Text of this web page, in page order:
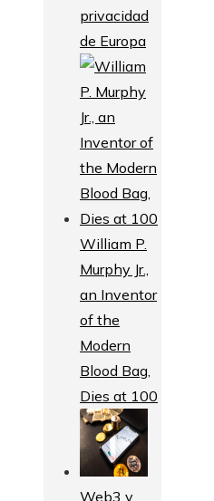
privacidad
de Europa
William P.
Murphy Jr.,
an Inventor
of the
Modern
Blood Bag,
Dies at 100
Web3 y